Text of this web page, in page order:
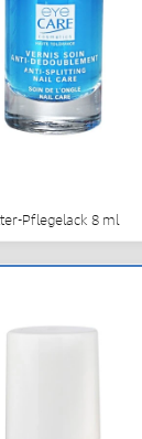
Pflegelack 8 ml